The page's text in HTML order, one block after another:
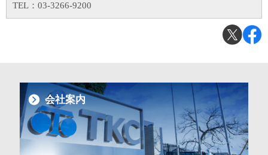
TEL：03-3266-9200
会社案内